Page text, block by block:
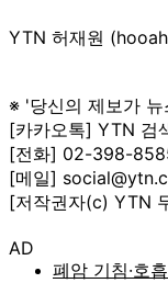
YTN 허재원
※ '당신의 제보가
[카카오톡] YTN 검
[전화] 02-398-
[메일]
[저작권자(c) YTN
AD